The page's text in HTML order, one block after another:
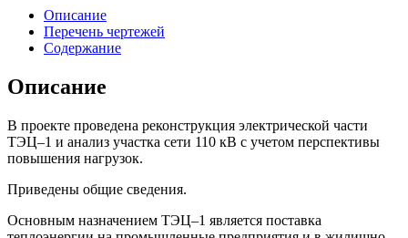
Описание
Перечень чертежей
Содержание
Описание
В проекте проведена реконструкция электрической части
ТЭЦ–1 и анализ участка сети 110 кВ с учетом перспективы
повышения нагрузок.
Приведены общие сведения.
Основным назначением ТЭЦ–1 является поставка